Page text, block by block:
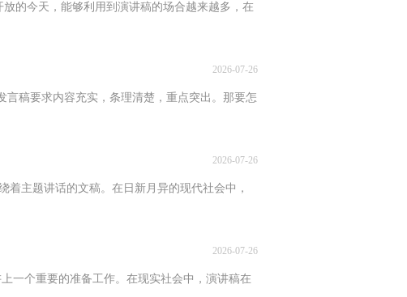
的今天，能够利用到演讲稿的场合越来越多，在
2026-07-26
言稿要求内容充实，条理清楚，重点突出。那要怎
2026-07-26
主题讲话的文稿。在日新月异的现代社会中，
2026-07-26
一个重要的准备工作。在现实社会中，演讲稿在